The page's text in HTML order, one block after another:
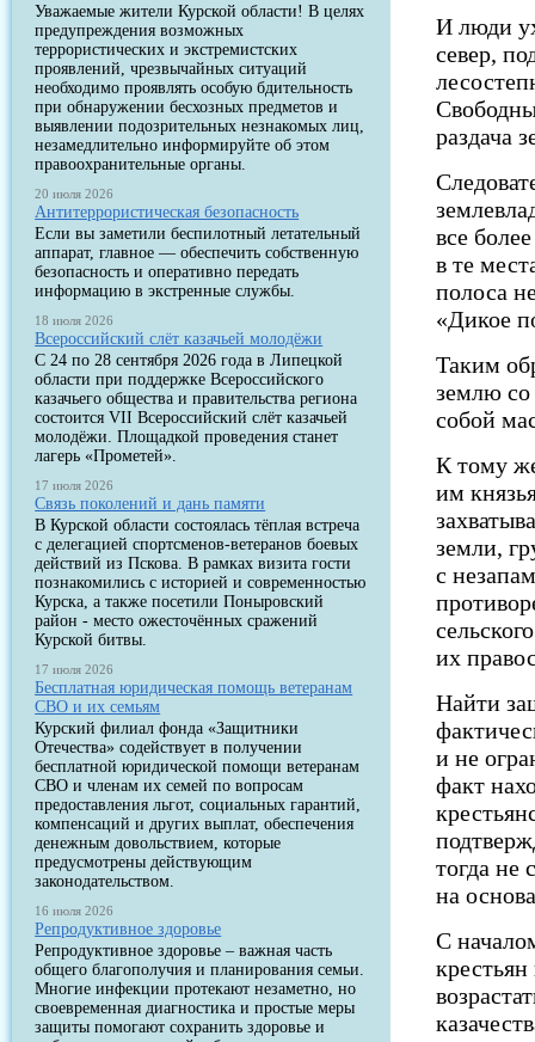
Уважаемые жители Курской области! В целях
предупреждения возможных
террористических и экстремистских
проявлений, чрезвычайных ситуаций
необходимо проявлять особую бдительность
при обнаружении бесхозных предметов и
выявлении подозрительных незнакомых лиц,
незамедлительно информируйте об этом
правоохранительные органы.
20 июля 2026
Антитеррористическая безопасность
Если вы заметили беспилотный летательный
аппарат, главное — обеспечить собственную
безопасность и оперативно передать
информацию в экстренные службы.
18 июля 2026
Всероссийский слёт казачьей молодёжи
С 24 по 28 сентября 2026 года в Липецкой
области при поддержке Всероссийского
казачьего общества и правительства региона
состоится VII Всероссийский слёт казачьей
молодёжи. Площадкой проведения станет
лагерь «Прометей».
17 июля 2026
Связь поколений и дань памяти
В Курской области состоялась тёплая встреча
с делегацией спортсменов-ветеранов боевых
действий из Пскова. В рамках визита гости
познакомились с историей и современностью
Курска, а также посетили Поныровский
район - место ожесточённых сражений
Курской битвы.
17 июля 2026
Бесплатная юридическая помощь ветеранам
СВО и их семьям
Курский филиал фонда «Защитники
Отечества» содействует в получении
бесплатной юридической помощи ветеранам
СВО и членам их семей по вопросам
предоставления льгот, социальных гарантий,
компенсаций и других выплат, обеспечения
денежным довольствием, которые
предусмотрены действующим
законодательством.
16 июля 2026
Репродуктивное здоровье
Репродуктивное здоровье – важная часть
общего благополучия и планирования семьи.
Многие инфекции протекают незаметно, но
своевременная диагностика и простые меры
защиты помогают сохранить здоровье и
И люди
север,
раздача
все
в те
полоса
«Дикое
Таким
землю со
собой
К тому
им
земли,
с
их
Найти
и не
факт
тогда не
на
С